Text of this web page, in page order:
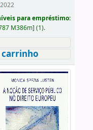
para empréstimo:
M386m] (1).
carrinho